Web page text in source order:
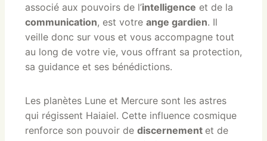
associé aux pouvoirs de l’intelligence et de la
communication, est votre ange gardien. Il
veille donc sur vous et vous accompagne tout
au long de votre vie, vous offrant sa protection,
sa guidance et ses bénédictions.
Les planètes Lune et Mercure sont les astres
qui régissent Haiaiel. Cette influence cosmique
renforce son pouvoir de discernement et de